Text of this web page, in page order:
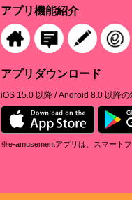
らせ
イラストアイデア募集 開催
2026.06.30
2026.06.23
「シーズンイベント2026 パ
2026.06.10
イラストアイデア募集 開催
2026.05.29
「コナクレ 6月ログインス
イラストアイデア募集 開催
アプリ機能紹介
アプリダウンロード
iOS 15.0 以降 / Android 8.0 以降の
※e-amusementアプリは、スマートフ